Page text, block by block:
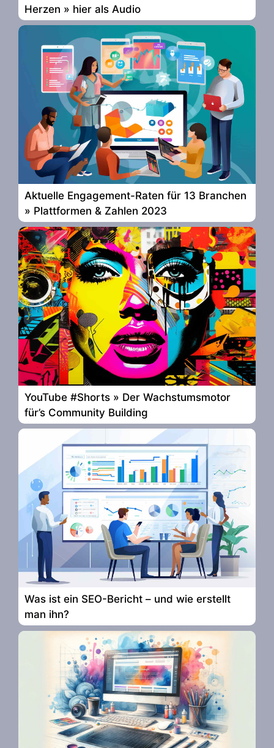
Herzen » hier als Audio
Aktuelle Engagement-Raten für 13 Branchen
» Plattformen & Zahlen 2023
YouTube #Shorts » Der Wachstumsmotor
für’s Community Building
Was ist ein SEO-Bericht – und wie erstellt
man ihn?